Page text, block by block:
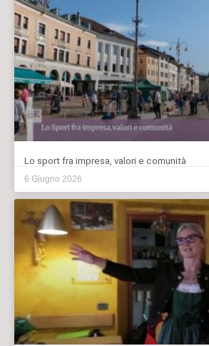
Lo sport fra impresa, valori e comunità
6 Giugno 2026